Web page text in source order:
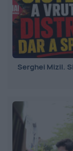
Serghei Mizil.